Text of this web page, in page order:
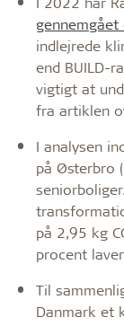
indlejrede
end BUILD-
vigtigt at
fra artiklen
I analysen
på Østerbro
på 2,95 kg
procent
Til
Danmark et